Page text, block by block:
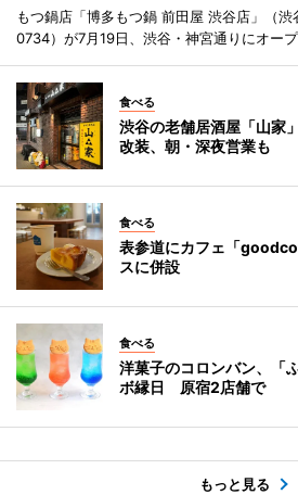
もつ鍋店「博多もつ鍋 前田屋 渋谷店」（
0734）が7月19日、渋谷・神宮通りにオープ
食べる
渋谷の老舗居酒屋「山
改装、朝・深夜営業も
食べる
表参道にカフェ「
スに併設
食べる
洋菓子のコロンバン、「
ボ縁日 原宿2店舗で
もっと見る